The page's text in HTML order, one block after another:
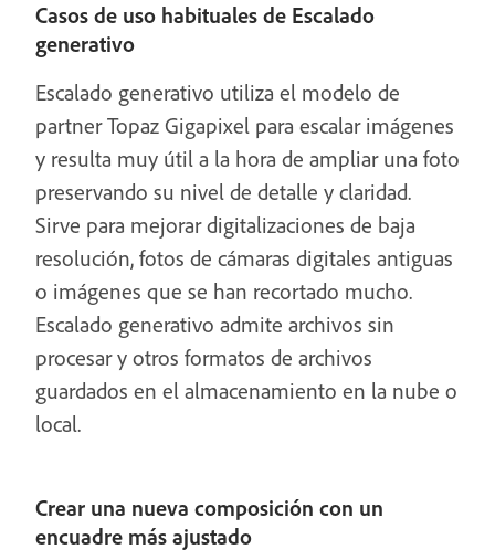
Casos de uso habituales de Escalado
generativo
Escalado generativo utiliza el modelo de
partner Topaz Gigapixel para escalar imágenes
y resulta muy útil a la hora de ampliar una foto
preservando su nivel de detalle y claridad.
Sirve para mejorar digitalizaciones de baja
resolución, fotos de cámaras digitales antiguas
o imágenes que se han recortado mucho.
Escalado generativo admite archivos sin
procesar y otros formatos de archivos
guardados en el almacenamiento en la nube o
local.
Crear una nueva composición con un
encuadre más ajustado